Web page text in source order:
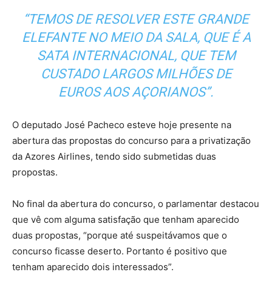
“TEMOS DE RESOLVER ESTE GRANDE
ELEFANTE NO MEIO DA SALA, QUE É A
SATA INTERNACIONAL, QUE TEM
CUSTADO LARGOS MILHÕES DE
EUROS AOS AÇORIANOS”.
O deputado José Pacheco esteve hoje presente na
abertura das propostas do concurso para a privatização
da Azores Airlines, tendo sido submetidas duas
propostas.
No final da abertura do concurso, o parlamentar destacou
que vê com alguma satisfação que tenham aparecido
duas propostas, “porque até suspeitávamos que o
concurso ficasse deserto. Portanto é positivo que
tenham aparecido dois interessados”.